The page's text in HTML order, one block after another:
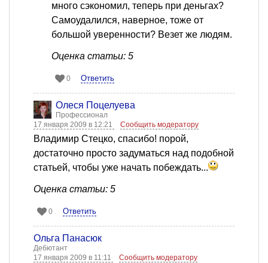
много сэкономил, теперь при деньгах?
Самоудалился, наверное, тоже от
большой уверенности? Везет же людям.
Оценка статьи: 5
0 Ответить
Олеся Поцелуева
Профессионал
17 января 2009 в 12:21
Сообщить модератору
Владимир Стецко, спасибо! порой,
достаточно просто задуматься над подобной
статьей, чтобы уже начать побеждать...
Оценка статьи: 5
0 Ответить
Ольга Панасюк
Дебютант
17 января 2009 в 11:11
Сообщить модератору